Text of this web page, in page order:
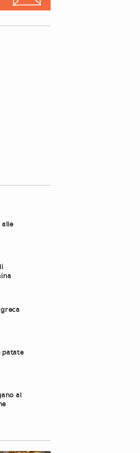
alle
patate
al